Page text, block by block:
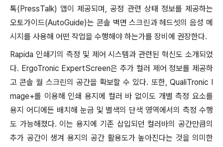
톡(PressTalk) 앱이 제공되며, 공정 관련 상태 정보를 제공하는
오토가이드(AutoGuide)는 콘솔 벽면 스크린과 헤드셋의 음성 메
시지를 사용해 어떤 작업을 수행해야 하는가를 장비에 권장한다.
Rapida 인쇄기의 측정 및 제어 시스템과 관련된 혁신도 소개되었
다. ErgoTronic ExpertScreen은 추가 컬러 제어 정보를 제공하
고 콘솔 월 스크린의 공간을 확보할 수 있다. 또한, QualiTronic I
mage+를 이용해 인쇄 용지에 컬러 바 없이도 개별 측정 요소를
용지 어디에든 배치해 눈금 및 별색의 단색 영역에서의 측정 수행
도 가능해졌다. 이는 용지에 기존 삽입되던 컬러바의 공간만큼의
추가 공간이 생겨 용지의 공간 활용도가 높아진다는 것을 의미한